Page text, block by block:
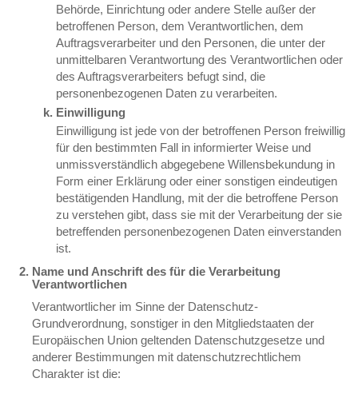
Behörde, Einrichtung oder andere Stelle außer der
betroffenen Person, dem Verantwortlichen, dem
Auftragsverarbeiter und den Personen, die unter der
unmittelbaren Verantwortung des Verantwortlichen oder
des Auftragsverarbeiters befugt sind, die
personenbezogenen Daten zu verarbeiten.
Einwilligung
Einwilligung ist jede von der betroffenen Person freiwillig
für den bestimmten Fall in informierter Weise und
unmissverständlich abgegebene Willensbekundung in
Form einer Erklärung oder einer sonstigen eindeutigen
bestätigenden Handlung, mit der die betroffene Person
zu verstehen gibt, dass sie mit der Verarbeitung der sie
betreffenden personenbezogenen Daten einverstanden
ist.
Name und Anschrift des für die Verarbeitung
Verantwortlichen
Verantwortlicher im Sinne der Datenschutz-
Grundverordnung, sonstiger in den Mitgliedstaaten der
Europäischen Union geltenden Datenschutzgesetze und
anderer Bestimmungen mit datenschutzrechtlichem
Charakter ist die: